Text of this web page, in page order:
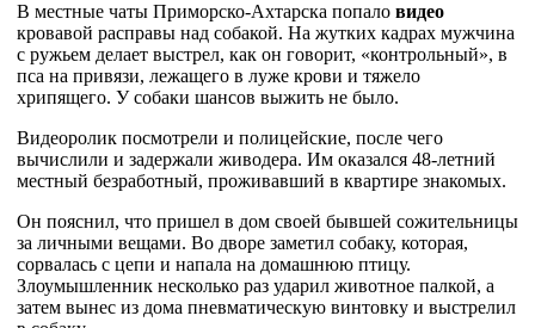
В местные чаты Приморско-Ахтарска попало видео
кровавой расправы над собакой. На жутких кадрах мужчина
с ружьем делает выстрел, как он говорит, «контрольный», в
пса на привязи, лежащего в луже крови и тяжело
хрипящего. У собаки шансов выжить не было.
Видеоролик посмотрели и полицейские, после чего
вычислили и задержали живодера. Им оказался 48-летний
местный безработный, проживавший в квартире знакомых.
Он пояснил, что пришел в дом своей бывшей сожительницы
за личными вещами. Во дворе заметил собаку, которая,
сорвалась с цепи и напала на домашнюю птицу.
Злоумышленник несколько раз ударил животное палкой, а
затем вынес из дома пневматическую винтовку и выстрелил